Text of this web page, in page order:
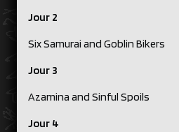
Jour 2
Six Samurai and Goblin Bikers
Jour 3
Azamina and Sinful Spoils
Jour 4